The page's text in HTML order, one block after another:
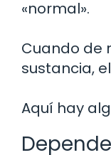
«normal».
Cuando de
sustancia,
Aquí hay